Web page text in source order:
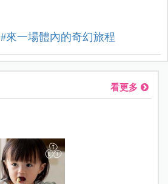
#來一場體內的奇幻旅程
看更多